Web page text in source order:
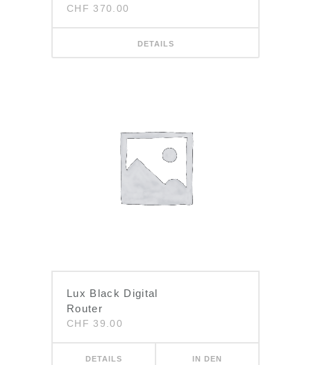
CHF 370.00
DETAILS
Lux Black Digital
Router
CHF 39.00
DETAILS IN DEN